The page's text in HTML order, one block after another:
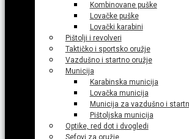
Kombinovane puške
Lovačke puške
Lovački karabini
Pištolji i revolveri
Taktičko i sportsko oružje
Vazdušno i startno oružje
Municija
Karabinska municija
Lovačka municija
Municija za vazdušno i
Pištoljska municija
Optike, red dot i dvogledi
Sefovi za oružje